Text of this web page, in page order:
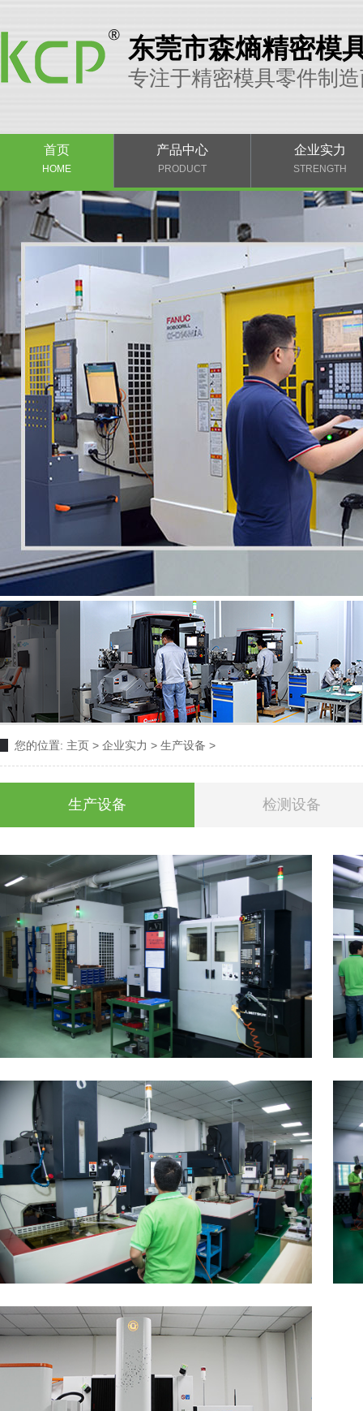
东莞市森熵精密模
专注于精密模具零件制
首页
HOME
产品中心
PRODUCT
企业实力
STRENGTH
您的位置: 主页 > 企业实力 > 生产设备 >
生产设备 检测设备
CNC
V1
设备名称： CNC加工中心 型号： V1 生
MITSUBISHI 设备精度： 0.002mm 转
42,000转 数量： 1台 生产能力：
看
细
EDM
放
电
机
(MAKINO)
列/FORMS350 生产商： MAKINO/台湾
设备精度： 0.005mm 数量： 4台/9台/1
能力： 4,500H/M...
查